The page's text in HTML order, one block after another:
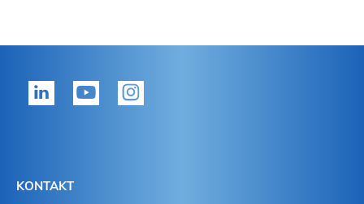
KONTAKT